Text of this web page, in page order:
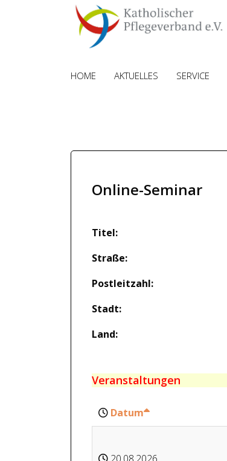
HOME AKTUELLES SERVICE
Online-Seminar
Titel:
Straße:
Postleitzahl:
Stadt:
Land:
Veranstaltungen
Datum